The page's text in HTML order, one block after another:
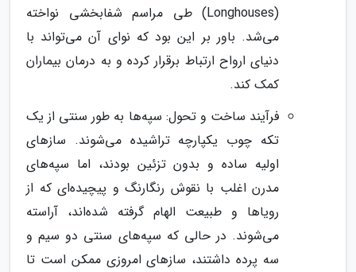
(Longhouses) طی مراسم شفابخشی نواخته
می‌شد. باور بر این بود که نوای آن می‌تواند با
دنیای ارواح ارتباط برقرار کرده و به درمان بیماران
کمک کند.
فرآیند ساخت و تحول: سپه‌ها به طور سنتی از یک
تکه چوب یکپارچه تراشیده می‌شوند. سازهای
اولیه ساده و بدون تزئین بودند، اما سپه‌های
مدرن اغلب با نقوش رنگارنگ و پیچیده‌ای که از
رویاها و طبیعت الهام گرفته شده‌اند، آراسته
می‌شوند. در حالی که سپه‌های سنتی دو سیم و
سه پرده داشتند، سازهای امروزی ممکن است تا